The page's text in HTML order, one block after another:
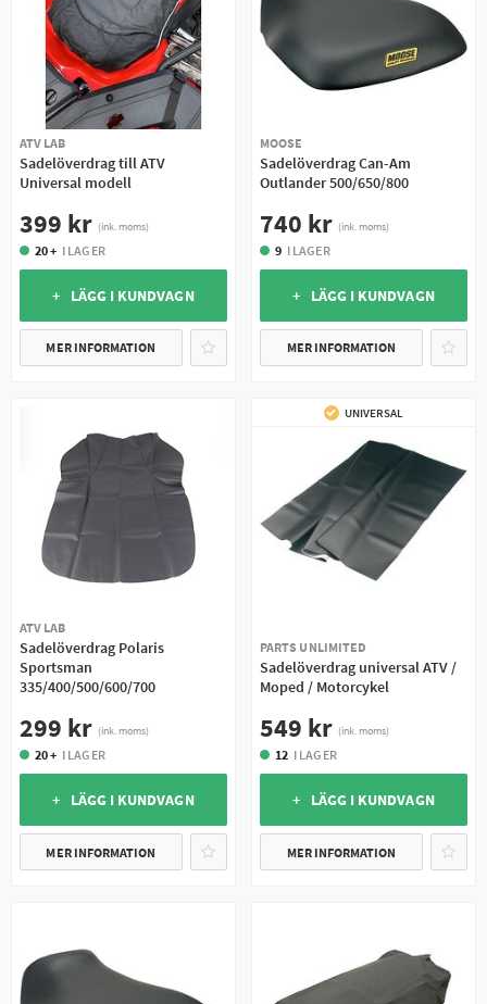
ATV LAB
Sadelöverdrag till ATV
Universal modell
399 kr (ink. moms)
20 + I LAGER
+ LÄGG I KUNDVAGN
MER INFORMATION
MOOSE
Sadelöverdrag Can-Am
Outlander 500/650/800
740 kr (ink. moms)
9 I LAGER
+ LÄGG I KUNDVAGN
MER INFORMATION
ATV LAB
Sadelöverdrag Polaris
Sportsman
335/400/500/600/700
299 kr (ink. moms)
20 + I LAGER
+ LÄGG I KUNDVAGN
MER INFORMATION
UNIVERSAL
PARTS UNLIMITED
Sadelöverdrag universal ATV /
Moped / Motorcykel
549 kr (ink. moms)
12 I LAGER
+ LÄGG I KUNDVAGN
MER INFORMATION